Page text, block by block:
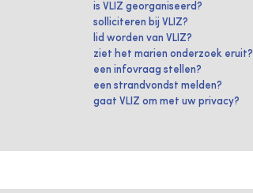
is VLIZ georganiseerd?
solliciteren bij VLIZ?
lid worden van VLIZ?
ziet het marien onderzoek eruit?
een infovraag stellen?
een strandvondst melden?
gaat VLIZ om met uw privacy?